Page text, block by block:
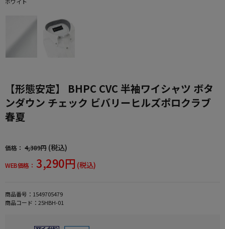
【形態安定】 BHPC CVC 半袖ワイシャツ ボタ
ンダウン チェック ビバリーヒルズポロクラブ
春夏
価格： 4,389円 (税込)
WEB価格： 3,290円 (税込)
商品番号： 1549705479
商品コード： 25HBH-01